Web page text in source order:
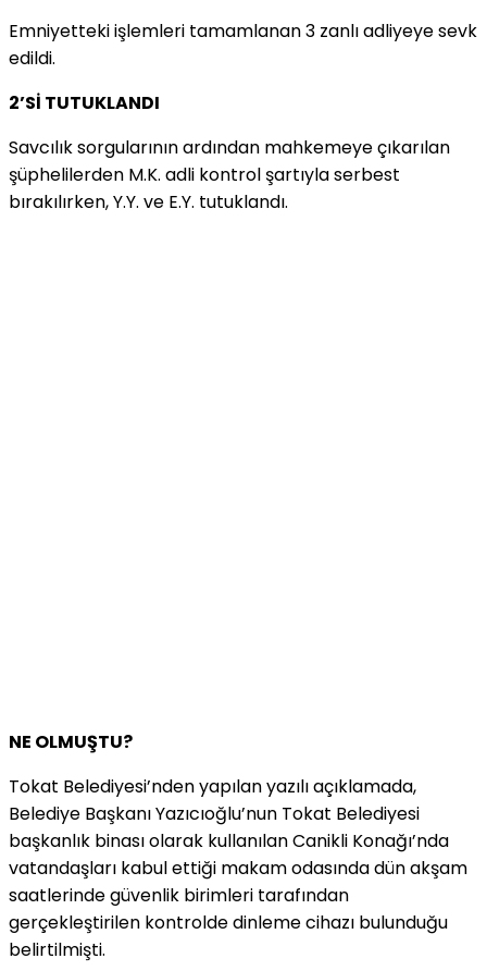
Emniyetteki işlemleri tamamlanan 3 zanlı adliyeye sevk
edildi.
2’Sİ TUTUKLANDI
Savcılık sorgularının ardından mahkemeye çıkarılan
şüphelilerden M.K. adli kontrol şartıyla serbest
bırakılırken, Y.Y. ve E.Y. tutuklandı.
NE OLMUŞTU?
Tokat Belediyesi’nden yapılan yazılı açıklamada,
Belediye Başkanı Yazıcıoğlu’nun Tokat Belediyesi
başkanlık binası olarak kullanılan Canikli Konağı’nda
vatandaşları kabul ettiği makam odasında dün akşam
saatlerinde güvenlik birimleri tarafından
gerçekleştirilen kontrolde dinleme cihazı bulunduğu
belirtilmişti.